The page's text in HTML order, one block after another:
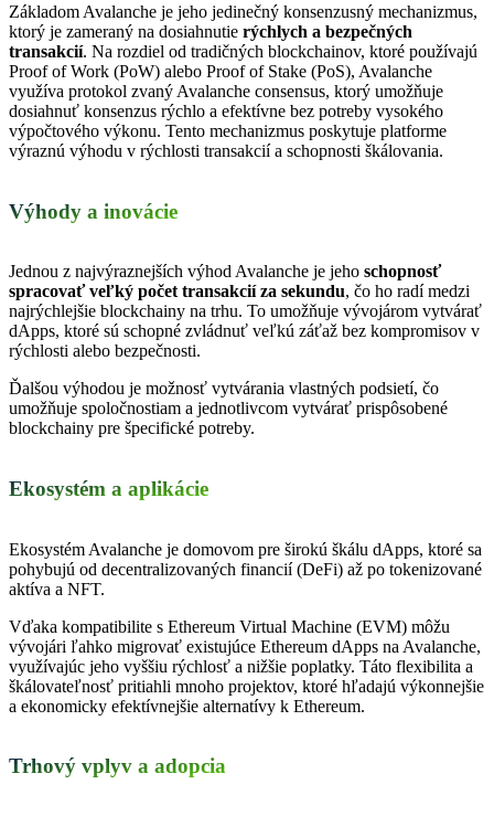
Základom Avalanche je jeho jedinečný konsenzusný mechanizmus,
ktorý je zameraný na dosiahnutie rýchlych a bezpečných
transakcií. Na rozdiel od tradičných blockchainov, ktoré používajú
Proof of Work (PoW) alebo Proof of Stake (PoS), Avalanche
využíva protokol zvaný Avalanche consensus, ktorý umožňuje
dosiahnuť konsenzus rýchlo a efektívne bez potreby vysokého
výpočtového výkonu. Tento mechanizmus poskytuje platforme
výraznú výhodu v rýchlosti transakcií a schopnosti škálovania.
Výhody a inovácie
Jednou z najvýraznejších výhod Avalanche je jeho schopnosť
spracovať veľký počet transakcií za sekundu, čo ho radí medzi
najrýchlejšie blockchainy na trhu. To umožňuje vývojárom vytvárať
dApps, ktoré sú schopné zvládnuť veľkú záťaž bez kompromisov v
rýchlosti alebo bezpečnosti.
Ďalšou výhodou je možnosť vytvárania vlastných podsietí, čo
umožňuje spoločnostiam a jednotlivcom vytvárať prispôsobené
blockchainy pre špecifické potreby.
Ekosystém a aplikácie
Ekosystém Avalanche je domovom pre širokú škálu dApps, ktoré sa
pohybujú od decentralizovaných financií (DeFi) až po tokenizované
aktíva a NFT.
Vďaka kompatibilite s Ethereum Virtual Machine (EVM) môžu
vývojári ľahko migrovať existujúce Ethereum dApps na Avalanche,
využívajúc jeho vyššiu rýchlosť a nižšie poplatky. Táto flexibilita a
škálovateľnosť pritiahli mnoho projektov, ktoré hľadajú výkonnejšie
a ekonomicky efektívnejšie alternatívy k Ethereum.
Trhový vplyv a adopcia